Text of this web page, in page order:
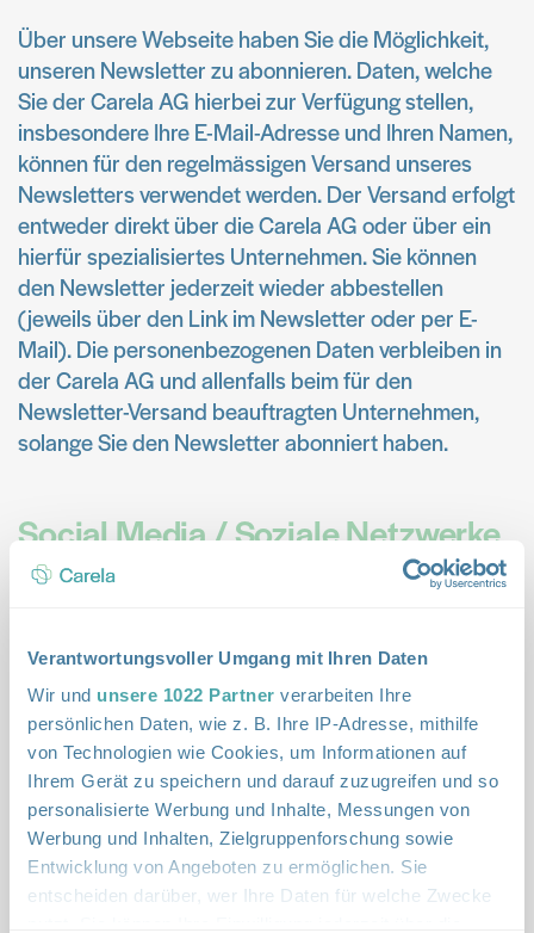
Verantwortungsvoller Umgang mit Ihren Daten
Wir und unsere 1022 Partner verarbeiten Ihre
persönlichen Daten, wie z. B. Ihre IP-Adresse, mithilfe
von Technologien wie Cookies, um Informationen auf
Ihrem Gerät zu speichern und darauf zuzugreifen und so
personalisierte Werbung und Inhalte, Messungen von
Werbung und Inhalten, Zielgruppenforschung sowie
Entwicklung von Angeboten zu ermöglichen. Sie
entscheiden darüber, wer Ihre Daten für welche Zwecke
Über unsere Webseite haben Sie die Möglichkeit,
unseren Newsletter zu abonnieren. Daten, welche
Sie der Carela AG hierbei zur Verfügung stellen,
insbesondere Ihre E-Mail-Adresse und Ihren Namen,
können für den regelmässigen Versand unseres
Newsletters verwendet werden. Der Versand erfolgt
entweder direkt über die Carela AG oder über ein
hierfür spezialisiertes Unternehmen. Sie können
den Newsletter jederzeit wieder abbestellen
(jeweils über den Link im Newsletter oder per E-
Mail). Die personenbezogenen Daten verbleiben in
der Carela AG und allenfalls beim für den
Newsletter-Versand beauftragten Unternehmen,
solange Sie den Newsletter abonniert haben.
Social Media / Soziale Netzwerke
Auf dieser Webseite können Schaltflächen («Social-
den Servern von sozialen Netzwerken (LinkedIn,
YouTube, Facebook, Twitter, Instagram, etc.)
herstellen. Mit dem Klick auf einen dieser Buttons
erteilen Sie Ihre Zustimmung, dass notwendige
Daten wie IP-Adresse, Besuch der Webseite u.a. an
den jeweiligen Betreiber des sozialen Netzwerks
übermittelt werden.